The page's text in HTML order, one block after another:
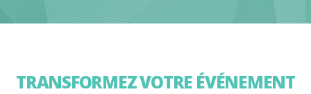
TRANSFORMEZ VOTRE ÉVÉNEMENT